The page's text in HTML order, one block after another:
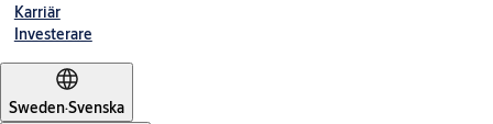
Karriär
Investerare
Sweden·Svenska